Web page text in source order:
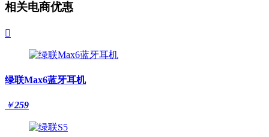
相关电商优惠

绿联Max6蓝牙耳机
￥259